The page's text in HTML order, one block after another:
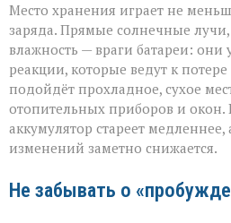
Место хранения играет не
заряда. Прямые солнечные
влажность — враги батареи: они
реакции, которые ведут к
подойдёт прохладное, сухое
отопительных приборов и окон.
аккумулятор стареет
изменений заметно снижается.
Не забывать о